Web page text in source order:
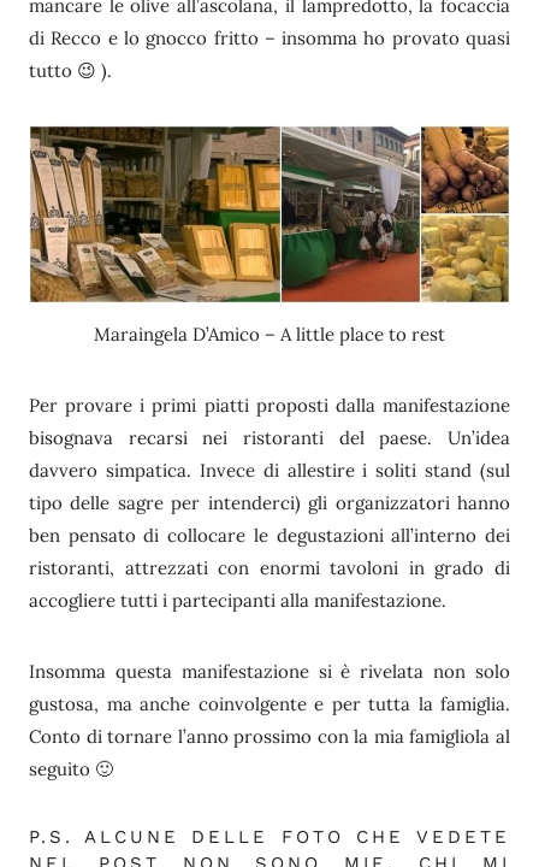
mancare le olive all’ascolana, il lampredotto, la focaccia
di Recco e lo gnocco fritto – insomma ho provato quasi
tutto 😉 ).
Maraingela D’Amico – A little place to rest
Per provare i primi piatti proposti dalla manifestazione
bisognava recarsi nei ristoranti del paese. Un’idea
davvero simpatica. Invece di allestire i soliti stand (sul
tipo delle sagre per intenderci) gli organizzatori hanno
ben pensato di collocare le degustazioni all’interno dei
ristoranti, attrezzati con enormi tavoloni in grado di
accogliere tutti i partecipanti alla manifestazione.
Insomma questa manifestazione si è rivelata non solo
gustosa, ma anche coinvolgente e per tutta la famiglia.
Conto di tornare l’anno prossimo con la mia famigliola al
seguito 🙂
P.S. ALCUNE DELLE FOTO CHE VEDETE